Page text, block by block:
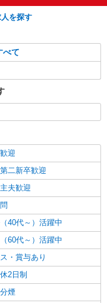
＜日払い有/週払い有/交
む)＞
泉大津
詳細を見る
む)＞
：泉大津
詳細を見る
方が叶う有料住宅のス
＜日払い有/週払い有/交
む)＞
泉大津
を探す
べて
迎
二新卒歓迎
夫歓迎
40代～）活躍中
60代～）活躍中
・賞与あり
2日制
煙